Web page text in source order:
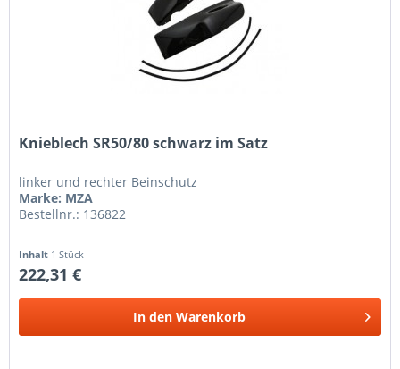
Knieblech SR50/80 schwarz im Satz
linker und rechter Beinschutz
Marke: MZA
Bestellnr.: 136822
Inhalt 1 Stück
222,31 €
In den Warenkorb